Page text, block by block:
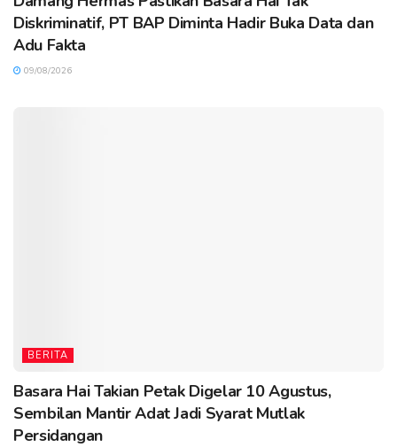
Diskriminatif, PT BAP Diminta Hadir Buka Data dan
Adu Fakta
09/08/2026
BERITA
Basara Hai Takian Petak Digelar 10 Agustus,
Sembilan Mantir Adat Jadi Syarat Mutlak
Persidangan